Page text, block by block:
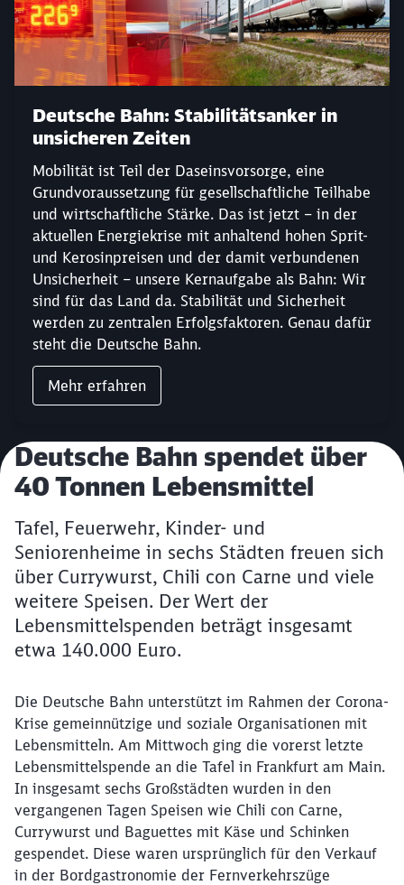
Deutsche Bahn: Stabilitätsanker in
unsicheren Zeiten
Mobilität ist Teil der Daseinsvorsorge, eine
Grundvoraussetzung für gesellschaftliche Teilhabe
und wirtschaftliche Stärke. Das ist jetzt – in der
aktuellen Energiekrise mit anhaltend hohen Sprit-
und Kerosinpreisen und der damit verbundenen
Unsicherheit – unsere Kernaufgabe als Bahn: Wir
sind für das Land da. Stabilität und Sicherheit
werden zu zentralen Erfolgsfaktoren. Genau dafür
steht die Deutsche Bahn.
Mehr erfahren
Artikel:
Deutsche Bahn spendet über
40 Tonnen Lebensmittel
Tafel, Feuerwehr, Kinder- und
Seniorenheime in sechs Städten freuen sich
über Currywurst, Chili con Carne und viele
weitere Speisen. Der Wert der
Lebensmittelspenden beträgt insgesamt
etwa 140.000 Euro.
Die Deutsche Bahn unterstützt im Rahmen der Corona-
Krise gemeinnützige und soziale Organisationen mit
Lebensmitteln. Am Mittwoch ging die vorerst letzte
Lebensmittelspende an die Tafel in Frankfurt am Main.
In insgesamt sechs Großstädten wurden in den
vergangenen Tagen Speisen wie Chili con Carne,
Currywurst und Baguettes mit Käse und Schinken
gespendet. Diese waren ursprünglich für den Verkauf
in der Bordgastronomie der Fernverkehrszüge
Schließen
Möchten Sie zuweitergeleitet
werden?
Abbrechen